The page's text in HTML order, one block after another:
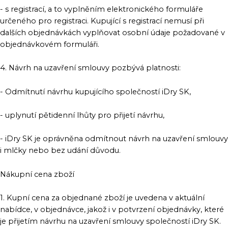
- s registrací, a to vyplněním elektronického formuláře
určeného pro registraci. Kupující s registrací nemusí při
dalších objednávkách vyplňovat osobní údaje požadované v
objednávkovém formuláři.
4. Návrh na uzavření smlouvy pozbývá platnosti:
- Odmítnutí návrhu kupujícího společností iDry SK,
- uplynutí pětidenní lhůty pro přijetí návrhu,
- iDry SK je oprávněna odmítnout návrh na uzavření smlouvy
i mlčky nebo bez udání důvodu.
Nákupní cena zboží
1. Kupní cena za objednané zboží je uvedena v aktuální
nabídce, v objednávce, jakož i v potvrzení objednávky, které
je přijetím návrhu na uzavření smlouvy společností iDry SK.